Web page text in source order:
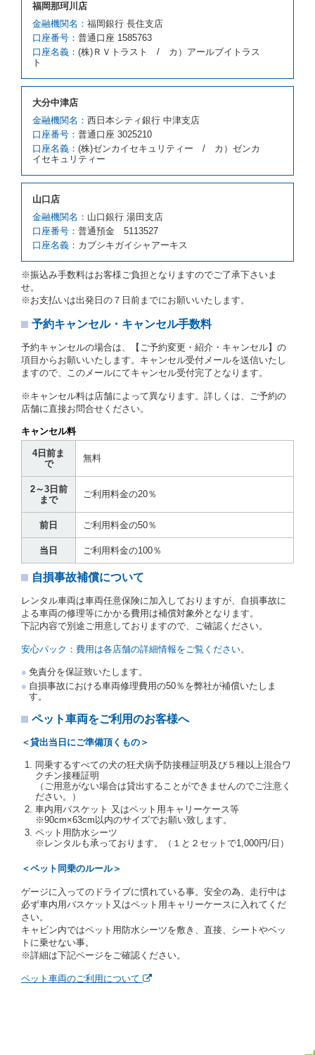
クラスを除き予約時と同一の借受条件でレンタカー提
携先の代替レンタカーを貸し渡すものとします。な
お、代替レンタカーの貸渡料金が予約された車種クラ
スの貸渡料金より高くなるときは、予約した車種クラ
スの貸渡料金によるものとし、予約された車種クラス
借受人は、第１項の代替レンタカーの貸渡しの申入れ
を拒絶し、予約を取り消すことができるものとしま
す。
前項の場合、第１項の貸渡しをすることができない原
因が、当社の責に帰する事由によるときには第４条第
４項の予約の取消しとして取り扱い、当社は受領済の
予約申込金を返還するものとします。
原因が、当社の責に帰さない事由による時には第４条
第５項の予約の取消しとして取り扱い、当社は受領済
の予約申込金を返還するものとします。
第６条（免責）
当社及び借受人は、予約が取り消され、又は貸渡契約
が締結されなかったことについて、第４条及び第５条
に定める場合を除き、相互に何らの請求をしないもの
とします。
第３章／貸 渡 し
第７条（貸渡契約の締結）
借受人は第２条第１項に定める借受条件を明示し、当
貸渡契約を締結するものとします。ただし、貸し渡す
ことができるレンタカーがない場合又は借受人若しく
は運転者が第８条第１項若しくは第２項各号のいずれ
かに該当する場合を除きます。
貸渡契約を締結した場合、借受人は当社に第１0条第
１項に定める貸渡料金を支払うものとします。
運転者の義務と定められた事項を遵守するものとしま
す。
当社は、監督官庁の基本通達（注１）に基づき、貸渡
運転者の氏名、住所、運転免許の種類及び運転免許証
写しを添付するため、貸渡契約の締結にあたり、借受
人に対し、借受人の指定する運転者（以下「運転者」
といいます。）の運転免許証の提示を求めるほか、そ
の写しの提出を求めることがあります。この場合、借
受人は、自己が運転者であるときは自己の運転免許証
の運転免許証を提示するものとします。
交通局長通達「レンタカーに関する基本通達」（自
旅第138号 平成7年6月13日）の２．(10)及び(11)の
注２）運転免許証とは、道路交通法第９２条に規定
される運転免許証のうち、道路交通法施行規則第１
９条別記様式第１４の書式の運転免許証をいいま
す。
当社は、貸渡契約の締結にあたり、借受人及び運転者
に対し、運転免許証のほかに本人確認ができる書類の
提示を求め、及び提出された書類の写しをとることが
あります。
当社は、貸渡契約の締結にあたり、借受期間中に借受
人及び運転者と連絡するための携帯電話番号等の告知
を求めます。
レジットカード若しくは現金による支払いを求め、又
借受人は契約後の借受期間の延長はできないものとし
ます。
当社は、借受人又は運転者が前3項に従わない場合
は、貸渡契約の締結を拒絶するとともに、予約を取消
すことができるものとします。なお、この場合の予約
のとします。
福岡那珂川店
金融機関名： 福岡銀行 長住支店
口座番号： 普通口座 1585763
口座名義： (株)ＲＶトラスト / カ）アールブイトラス
ト
大分中津店
金融機関名： 西日本シティ銀行 中津支店
口座番号： 普通口座 3025210
口座名義： (株)ゼンカイセキュリティー / カ）ゼンカ
イセキュリティー
山口店
金融機関名： 山口銀行 湯田支店
口座番号： 普通預金 5113527
口座名義： カブシキガイシャアーキス
※振込み手数料はお客様ご負担となりますのでご了承下さいま
せ。
※お支払いは出発日の７日前までにお願いいたします。
予約キャンセル・キャンセル手数料
予約キャンセルの場合は、【ご予約変更・紹介・キャンセル】の
項目からお願いいたします。キャンセル受付メールを送信いたし
ますので、このメールにてキャンセル受付完了となります。
※キャンセル料は店舗によって異なります。詳しくは、ご予約の
店舗に直接お問合せください。
キャンセル料
4日前ま
で
無料
2～3日前
まで
ご利用料金の20％
前日 ご利用料金の50％
当日 ご利用料金の100％
自損事故補償について
レンタル車両は車両任意保険に加入しておりますが、自損事故に
よる車両の修理等にかかる費用は補償対象外となります。
下記内容で別途ご用意しておりますので、ご確認ください。
安心パック：費用は各店舗の詳細情報をご覧ください。
免責分を保証致いたします。
自損事故における車両修理費用の50％を弊社が補償いたしま
す。
ペット車両をご利用のお客様へ
＜貸出当日にご準備頂くもの＞
同乗するすべての犬の狂犬病予防接種証明及び５種以上混合ワ
クチン接種証明
（ご用意がない場合は貸出することができませんのでご注意く
ださい。）
車内用バスケット 又はペット用キャリーケース等
※90cm×63cm以内のサイズでお願い致します。
ペット用防水シーツ
※レンタルも承っております。（１と２セットで1,000円/日）
＜ペット同乗のルール＞
ゲージに入ってのドライブに慣れている事。安全の為、走行中は
必ず車内用バスケット又はペット用キャリーケースに入れてくだ
さい。
キャビン内ではペット用防水シーツを敷き、直接、シートやベッ
トに乗せない事。
※詳細は下記ページをご確認ください。
ペット車両のご利用について